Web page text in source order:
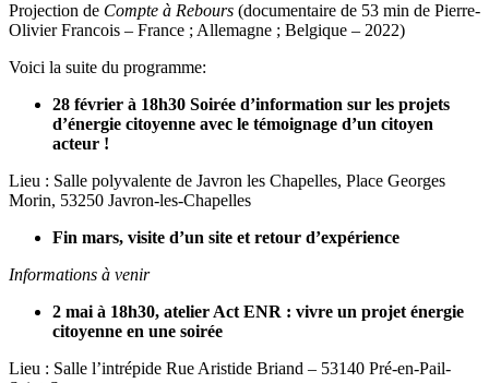
Projection de Compte à Rebours (documentaire de 53 min de Pierre-
Olivier Francois – France ; Allemagne ; Belgique – 2022)
Voici la suite du programme:
28 février à 18h30 Soirée d’information sur les projets
d’énergie citoyenne avec le témoignage d’un citoyen
acteur !
Lieu : Salle polyvalente de Javron les Chapelles, Place Georges
Morin, 53250 Javron-les-Chapelles
Fin mars, visite d’un site et retour d’expérience
Informations à venir
2 mai à 18h30, atelier Act ENR : vivre un projet énergie
citoyenne en une soirée
Lieu : Salle l’intrépide Rue Aristide Briand – 53140 Pré-en-Pail-